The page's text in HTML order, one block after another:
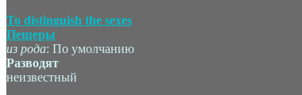
To distinguish the sexes
Пещеры
из рода: По умолчанию
Разводят
неизвестный